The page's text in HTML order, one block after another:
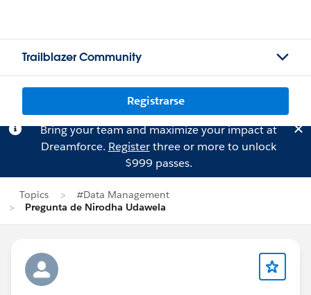
Trailblazer Community
Registrarse
Bring your team and maximize your impact at
Dreamforce. Registerthree or more to unlock
$999 passes.
Topics
#Data Management
Pregunta de Nirodha Udawela